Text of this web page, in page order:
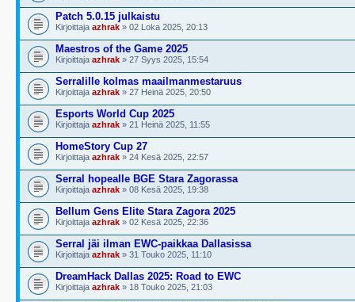
Patch 5.0.15 julkaistu
Kirjoittaja azhrak » 02 Loka 2025, 20:13
Maestros of the Game 2025
Kirjoittaja azhrak » 27 Syys 2025, 15:54
Serralille kolmas maailmanmestaruus
Kirjoittaja azhrak » 27 Heinä 2025, 20:50
Esports World Cup 2025
Kirjoittaja azhrak » 21 Heinä 2025, 11:55
HomeStory Cup 27
Kirjoittaja azhrak » 24 Kesä 2025, 22:57
Serral hopealle BGE Stara Zagorassa
Kirjoittaja azhrak » 08 Kesä 2025, 19:38
Bellum Gens Elite Stara Zagora 2025
Kirjoittaja azhrak » 02 Kesä 2025, 22:36
Serral jäi ilman EWC-paikkaa Dallasissa
Kirjoittaja azhrak » 31 Touko 2025, 11:10
DreamHack Dallas 2025: Road to EWC
Kirjoittaja azhrak » 18 Touko 2025, 21:03